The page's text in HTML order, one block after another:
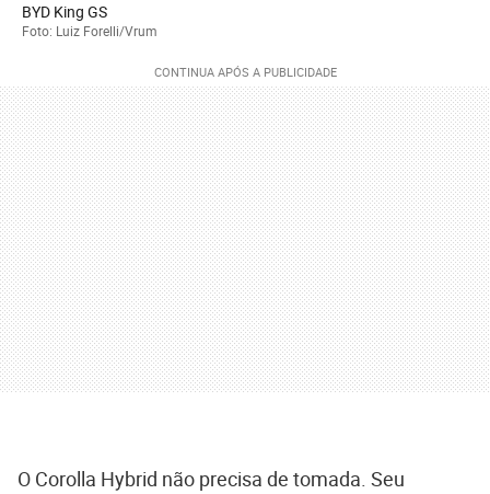
BYD King GS
Foto: Luiz Forelli/Vrum
O Corolla Hybrid não precisa de tomada. Seu